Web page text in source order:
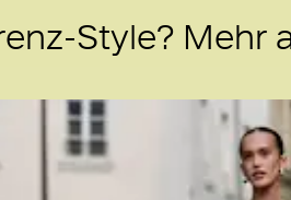
Style? Mehr